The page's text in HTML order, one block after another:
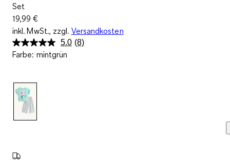
Set
19,99 €
inkl. MwSt., zzgl. Versandkosten
5.0 8
(8)
Farbe: mintgrün